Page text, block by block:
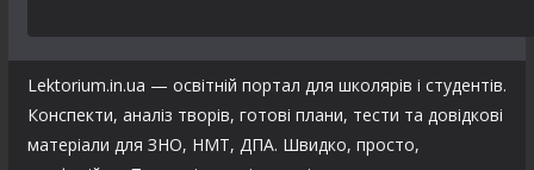
Lektorium.in.ua — освітній портал для школярів і студентів.
Конспекти, аналіз творів, готові плани, тести та довідкові
матеріали для ЗНО, НМТ, ДПА. Швидко, просто,